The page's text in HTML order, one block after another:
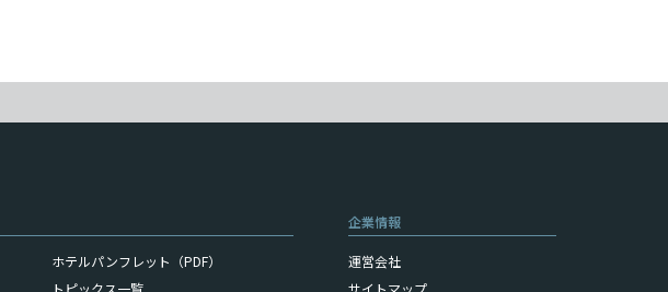
ホテルパンフレット（PDF）
トピックス一覧
企業情報
運営会社
サイトマップ